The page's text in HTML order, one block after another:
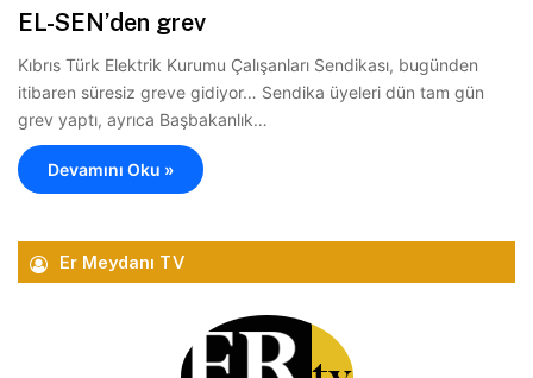
EL-SEN’den grev
Kıbrıs Türk Elektrik Kurumu Çalışanları Sendikası, bugünden
itibaren süresiz greve gidiyor… Sendika üyeleri dün tam gün
grev yaptı, ayrıca Başbakanlık…
Devamını Oku »
Er Meydanı TV